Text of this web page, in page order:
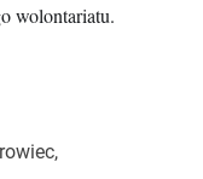
wolontariatu.